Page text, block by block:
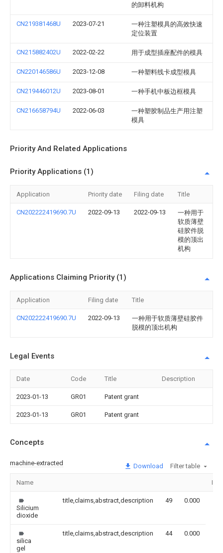
的卸料机构
CN219381468U 2023-07-21
一种注塑模具的高效快速
定位装置
CN215882402U 2022-02-22 用于成型插座配件的模具
CN220146586U 2023-12-08 一种塑料线卡成型模具
CN219446012U 2023-08-01 一种手机中板边框模具
CN216658794U 2022-06-03
一种塑胶制品生产用注塑
模具
Priority And Related Applications
Priority Applications (1)
Application Priority date Filing date Title
CN202222419690.7U 2022-09-13 2022-09-13
一种用于
软质薄壁
硅胶件脱
模的顶出
机构
Applications Claiming Priority (1)
Application Filing date Title
CN202222419690.7U 2022-09-13
一种用于软质薄壁硅胶件
脱模的顶出机构
Legal Events
Date Code Title Description
2023-01-13 GR01 Patent grant
2023-01-13 GR01 Patent grant
Concepts
machine-extracted Download Filter table
Name
Silicium
dioxide
title,claims,abstract,description 49 0.000
silica
gel
title,claims,abstract,description 44 0.000